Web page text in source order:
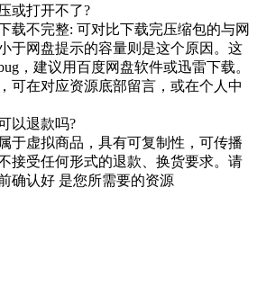
或打开不了?
载不完整: 可对比下载完压缩包的与网
于网盘提示的容量则是这个原因。这
，建议用百度网盘软件或迅雷下载。
可在对应资源底部留言，或在个人中
以退款吗?
于虚拟商品，具有可复制性，可传播
接受任何形式的退款、换货要求。请
确认好 是您所需要的资源